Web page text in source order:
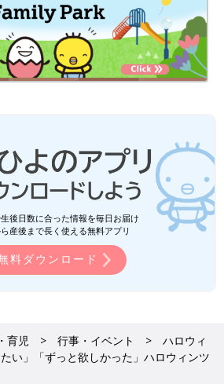
後日数に合った情報を毎日お届け
産後まで長く使える無料アプリ
料ダウンロード
育児 行事・イベント
ハロウィ
い」「ずっと欲しかった」ハロウィンツ